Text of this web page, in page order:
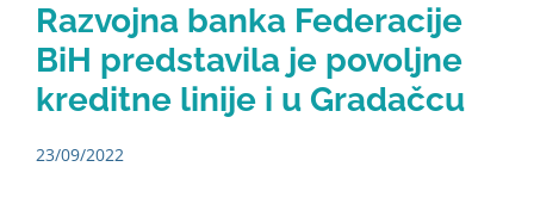
Razvojna banka Federacije
BiH predstavila je povoljne
kreditne linije i u Gradačcu
23/09/2022